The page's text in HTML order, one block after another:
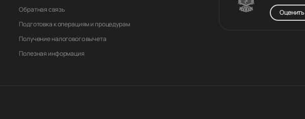
Обратная связь
Подготовка к операциям и процедурам
Получение налогового вычета
Полезная информация
Оценить